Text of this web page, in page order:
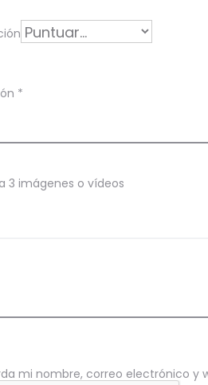
*
3 imágenes o vídeos
mi nombre, correo electrónico y